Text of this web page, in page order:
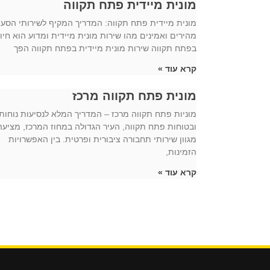
מונית מיידית פתח תקווה
מונית מיידית פתח תקווה: המדריך המקיף לשירותי
מהירים ואמינים מהו שירות מונית מיידית ומדוע הוא
בפתח תקווה שירות מונית מיידית בפתח תקווה הפך
קרא עוד »
מונית פתח תקווה מרכז
מוניות פתח תקווה מרכז – המדריך המלא לנסיעות
ובטוחות פתח תקווה, העיר הגדולה במחוז המרכז,
מגוון שירותי תחבורה ציבורית ופרטית. בין האפשרויות
הזמינות,
קרא עוד »